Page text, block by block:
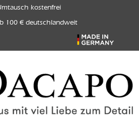
kostenfrei
100 € deutschlandweit